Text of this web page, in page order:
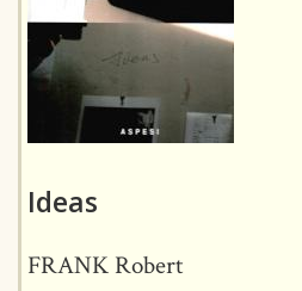
Ideas
FRANK Robert